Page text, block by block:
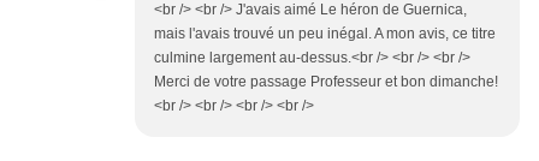
<br /> <br /> J'avais aimé Le héron de Guernica,
mais l'avais trouvé un peu inégal. A mon avis, ce titre
culmine largement au-dessus.<br /> <br /> <br />
Merci de votre passage Professeur et bon dimanche!
<br /> <br /> <br /> <br />